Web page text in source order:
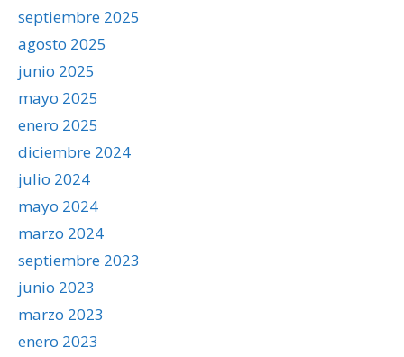
septiembre 2025
agosto 2025
junio 2025
mayo 2025
enero 2025
diciembre 2024
julio 2024
mayo 2024
marzo 2024
septiembre 2023
junio 2023
marzo 2023
enero 2023